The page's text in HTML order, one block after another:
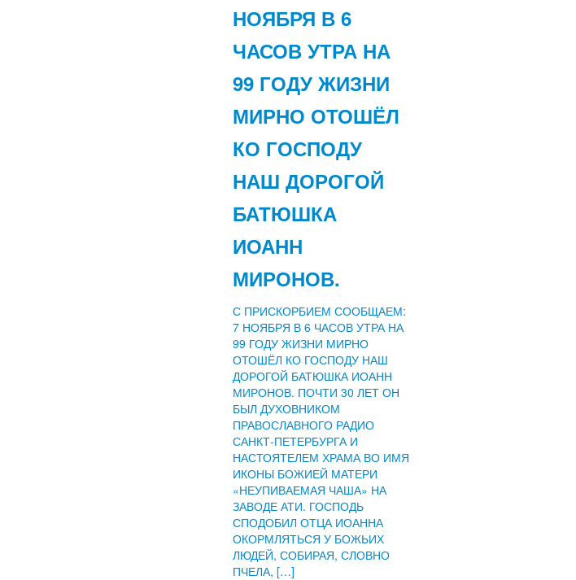
НОЯБРЯ В 6
ЧАСОВ УТРА НА
99 ГОДУ ЖИЗНИ
МИРНО ОТОШЁЛ
КО ГОСПОДУ
НАШ ДОРОГОЙ
БАТЮШКА
ИОАНН
МИРОНОВ.
С ПРИСКОРБИЕМ СООБЩАЕМ:
7 НОЯБРЯ В 6 ЧАСОВ УТРА НА
99 ГОДУ ЖИЗНИ МИРНО
ОТОШЁЛ КО ГОСПОДУ НАШ
ДОРОГОЙ БАТЮШКА ИОАНН
МИРОНОВ. ПОЧТИ 30 ЛЕТ ОН
БЫЛ ДУХОВНИКОМ
ПРАВОСЛАВНОГО РАДИО
САНКТ-ПЕТЕРБУРГА И
НАСТОЯТЕЛЕМ ХРАМА ВО ИМЯ
ИКОНЫ БОЖИЕЙ МАТЕРИ
«НЕУПИВАЕМАЯ ЧАША» НА
ЗАВОДЕ АТИ. ГОСПОДЬ
СПОДОБИЛ ОТЦА ИОАННА
ОКОРМЛЯТЬСЯ У БОЖЬИХ
ЛЮДЕЙ, СОБИРАЯ, СЛОВНО
ПЧЕЛА, […]